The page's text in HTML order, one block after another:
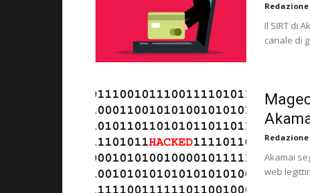
Il SIRT di
canale di
Akamai
web